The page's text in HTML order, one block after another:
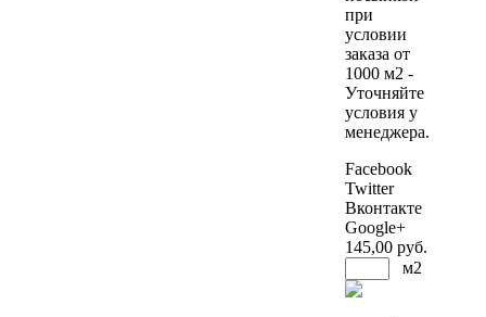
при
условии
заказа от
1000 м2 -
Уточняйте
условия у
менеджера.
Facebook
Twitter
Вконтакте
Google+
145,00 руб.
м2